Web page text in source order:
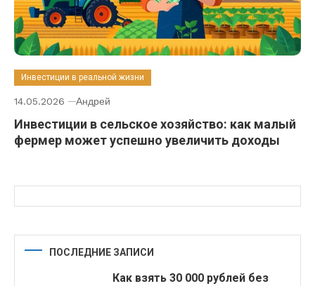
Инвестиции в реальной жизни
14.05.2026 Андрей
Инвестиции в сельское хозяйство: как малый
фермер может успешно увеличить доходы
ПОСЛЕДНИЕ ЗАПИСИ
Как взять 30 000 рублей без